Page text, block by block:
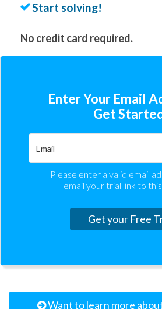
Start solving!
No credit card required.
Enter Your Email
Get
Please enter a valid email
email your trial link to
Get your Free
Want to learn more